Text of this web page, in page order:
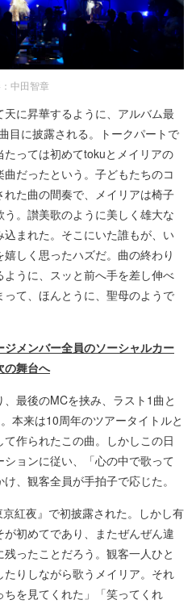
中田智章
に昇華するように、アルバム最
目に披露される。トークパートで
っては初めてtokuとメイリアの
だったという。子どもたちのコ
た曲の間奏で、メイリアは椅子
。讃美歌のように美しく雄大な
まれた。そこにいた誰もが、い
しく思ったハズだ。曲の終わり
うに、スッと前へ手を差し伸べ
て、ほんとうに、聖母のようで
ジメンバー全員のソーシャルカー
の舞台へ
最後のMCを挟み、ラスト1曲と
本来は10周年のツアータイトルと
作られたこの曲。しかしこの日
ョンに従い、「心の中で歌って
、観客全員が手拍子で応じた。
紅夜』で初披露された。しかし有
初めてであり、またぜんぜん違
ったことだろう。観客一人ひと
りしながら歌うメイリア。それ
を見てくれた」「笑ってくれ